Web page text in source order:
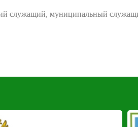
служащий, муниципальный